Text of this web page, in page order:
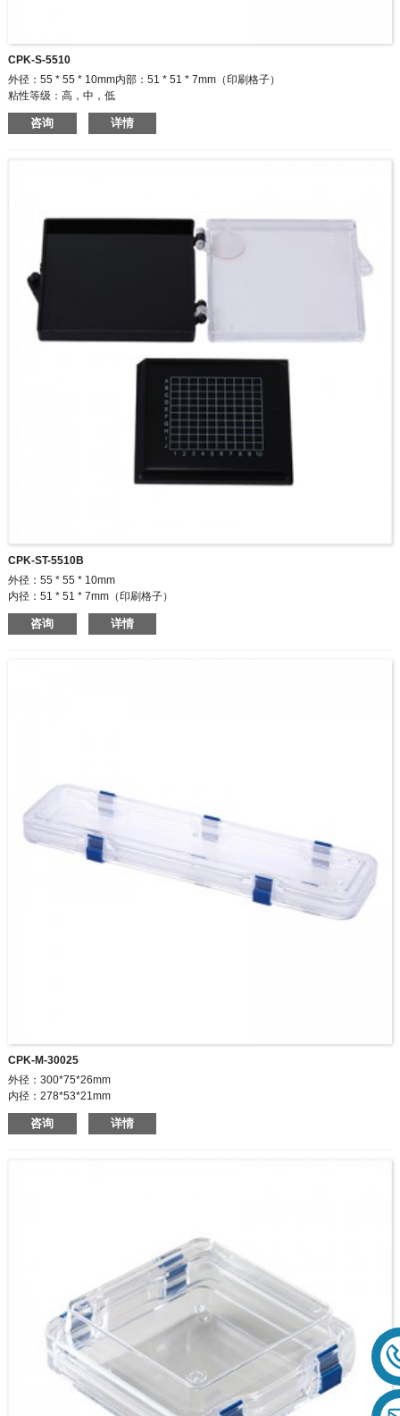
CPK-S-5510
外径：55 * 55 * 10mm内部：51 * 51 * 7mm（印刷格子）
粘性等级：高，中，低
颜色：透明/透明/透明与黑色/黑色与黑色
咨询 详情
CPK-ST-5510B
外径：55 * 55 * 10mm
内径：51 * 51 * 7mm（印刷格子）
粘性等级：高，中，低颜色：透明/透明/透明和黑色/黑色和黑色
咨询 详情
CPK-M-30025
外径：300*75*26mm
内径：278*53*21mm
两个扣，三个铰链。
畅销世界各地
咨询 详情